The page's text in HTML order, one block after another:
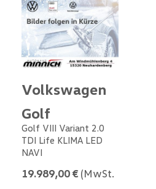
Volkswagen
Golf
Golf VIII Variant 2.0
TDI Life KLIMA LED
NAVI
19.989,00 € (MwSt.